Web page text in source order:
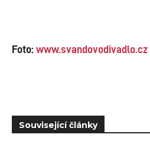
Foto:www.svandovodivadlo.cz
Související články